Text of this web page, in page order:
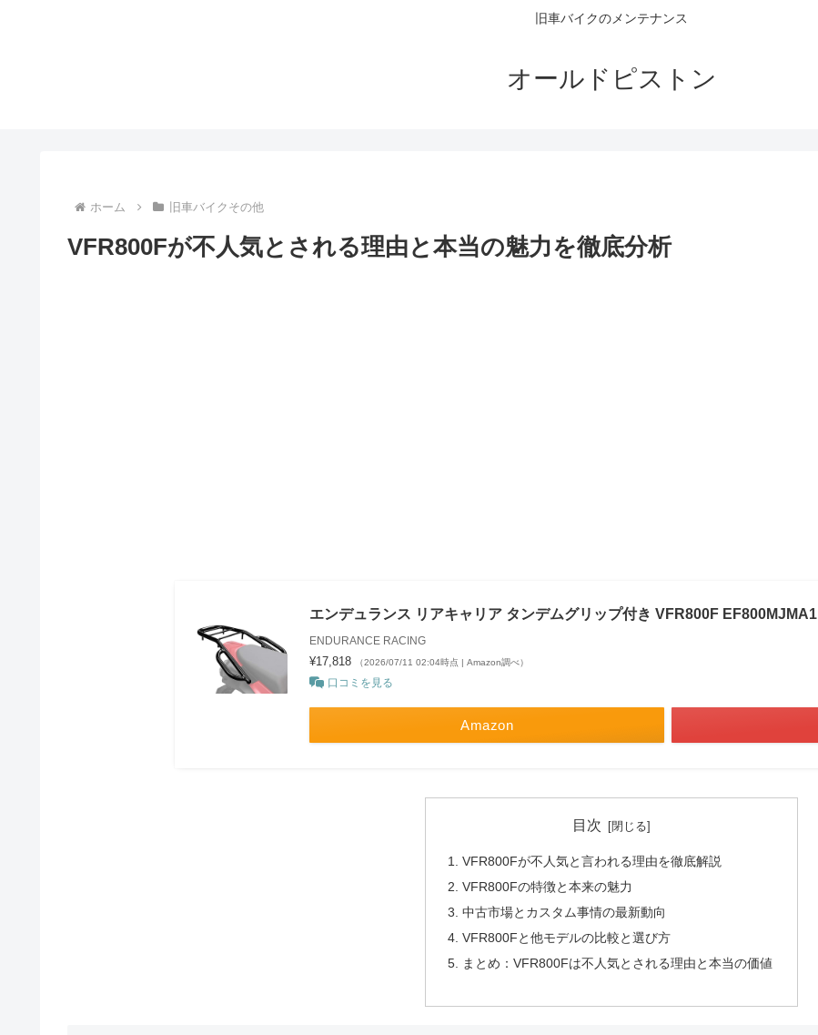
旧車バイクのメンテナンス
オールドピストン
ホーム 旧車バイクその他
VFR800Fが不人気とされる理由と本当の魅力を徹底分析
エンデュランス リアキャリア タンデムグリップ付き VFR800F EF800MJMA1
ENDURANCE RACING
¥17,818 （2026/07/11 02:04時点 | Amazon調べ）
口コミを見る
Amazon
目次
VFR800Fが不人気と言われる理由を徹底解説
VFR800Fの特徴と本来の魅力
中古市場とカスタム事情の最新動向
VFR800Fと他モデルの比較と選び方
まとめ：VFR800Fは不人気とされる理由と本当の価値